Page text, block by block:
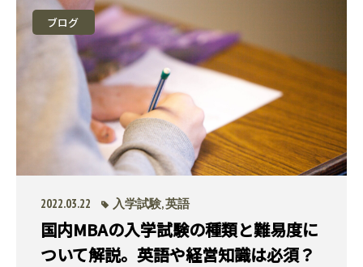
ブログ
2022.03.22 入学試験,英語
国内MBAの入学試験の種類と難易度に
ついて解説。英語や経営知識は必須？